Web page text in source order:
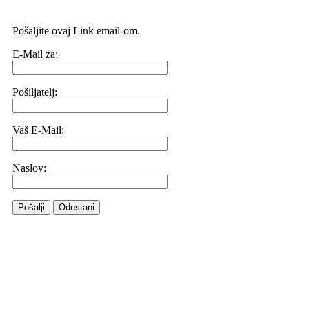
Pošaljite ovaj Link email-om.
E-Mail za:
Pošiljatelj:
Vaš E-Mail:
Naslov:
Pošalji Odustani